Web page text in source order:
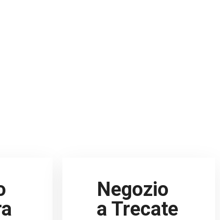
Negozio
a Trecate